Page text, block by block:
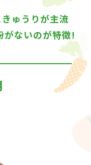
ゅうりが主流
がないのが特徴!